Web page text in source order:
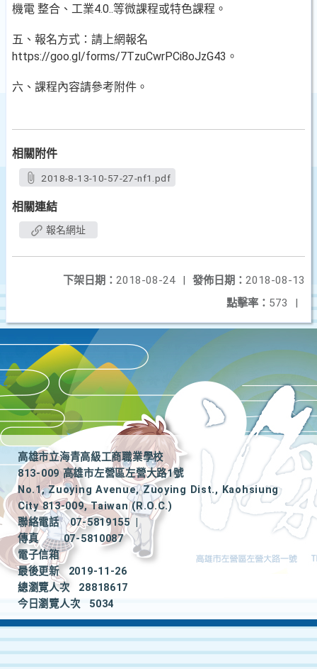
機電 整合、工業4.0..等微課程或特色課程。
五、報名方式：請上網報名
https://goo.gl/forms/7TzuCwrPCi8oJzG43。
六、課程內容請參考附件。
相關附件
2018-8-13-10-57-27-nf1.pdf
相關連結
報名網址
發佈日期： 2018-08-13
下架日期： 2018-08-24
|
點擊率： 573 |
高雄市立海青高級工商職業學校
813-009 高雄市左營區左營大路1號
No.1, Zuoying Avenue, Zuoying Dist., Kaohsiung
City 813-009, Taiwan (R.O.C.)
聯絡電話
07-5819155
|
傳真
07-5810087
電子信箱
最後更新
2019-11-26
總瀏覽人次
28818617
今日瀏覽人次
5034